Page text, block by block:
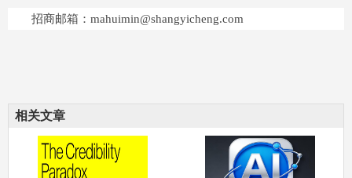
招商邮箱：mahuimin@shangyicheng.com
相关文章